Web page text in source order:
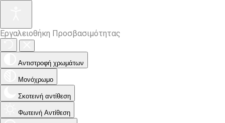
Εργαλειοθήκη Προσβασιμότητας
Αντιστροφή χρωμάτων
Μονόχρωμο
Σκοτεινή αντίθεση
Φωτεινή Αντίθεση